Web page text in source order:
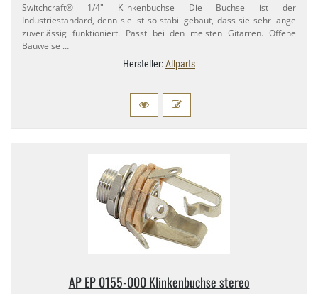
Switchcraft® 1/​4" Klinkenbuchse Die Buchse ist der
Industriestandard, denn sie ist so stabil gebaut, dass sie sehr lange
zuverlässig funktioniert. Passt bei den meisten Gitarren. Offene
Bauweise …
Hersteller:Allparts
AP EP 0155-​000 Klinkenbuchse stereo